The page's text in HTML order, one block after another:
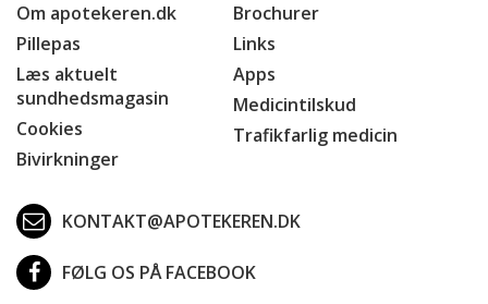
Om apotekeren.dk
Pillepas
Læs aktuelt
sundhedsmagasin
Cookies
Bivirkninger
Brochurer
Links
Apps
Medicintilskud
Trafikfarlig medicin
KONTAKT@APOTEKEREN.DK
FØLG OS PÅ FACEBOOK